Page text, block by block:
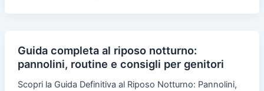
Guida completa al riposo notturno:
pannolini, routine e consigli per genitori
Scopri la Guida Definitiva al Riposo Notturno: Pannolini,